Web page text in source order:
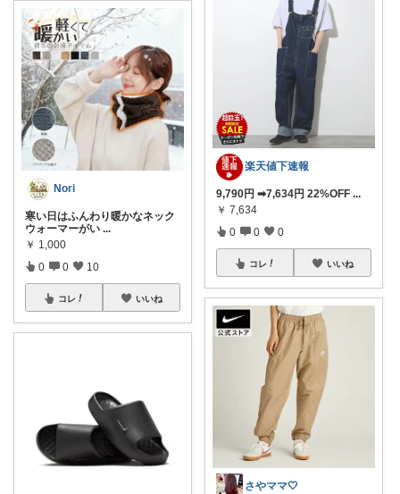
Nori
寒い日はふんわり暖かなネック
ウォーマーがい ...
￥ 1,000
0 0 10
コレ いいね
楽天値下速報
9,790円 ➡7,634円 22%OFF ...
￥ 7,634
0 0 0
コレ いいね
さやママ🤍